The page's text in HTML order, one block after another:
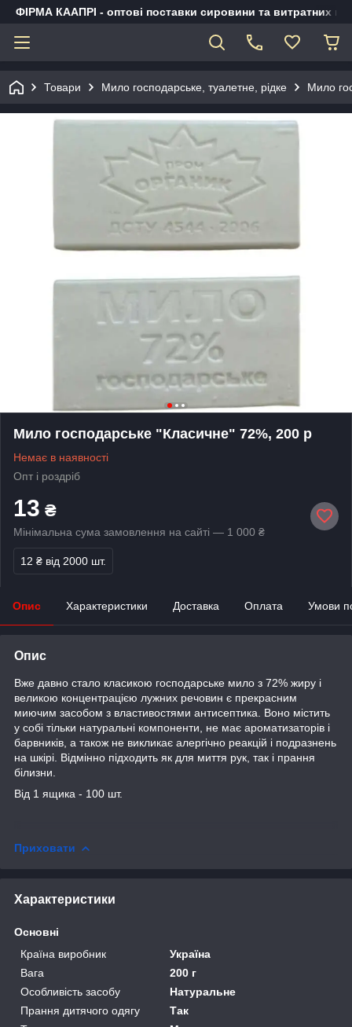
ФІРМА КААПРІ - оптові поставки сировини та витратних
Товари Мило господарське, туалетне, рідке Мило
Мило господарське "Класичне" 72%, 200 р
Немає в наявності
Опт і роздріб
13 ₴
Мінімальна сума замовлення на сайті — 1 000 ₴
12 ₴ від 2000 шт.
Опис Характеристики Доставка Оплата Умови
Опис
Вже давно стало класикою господарське мило з 72% жиру і
великою концентрацією лужних речовин є прекрасним
миючим засобом з властивостями антисептика. Воно містить
у собі тільки натуральні компоненти, не має ароматизаторів і
барвників, а також не викликає алергічно реакцій і подразнень
на шкірі. Відмінно підходить як для миття рук, так і прання
білизни.
Від 1 ящика - 100 шт.
Приховати
Характеристики
Основні
Країна виробник
Україна
Вага
200 г
Особливість засобу
Натуральне
Прання дитячого одягу
Так